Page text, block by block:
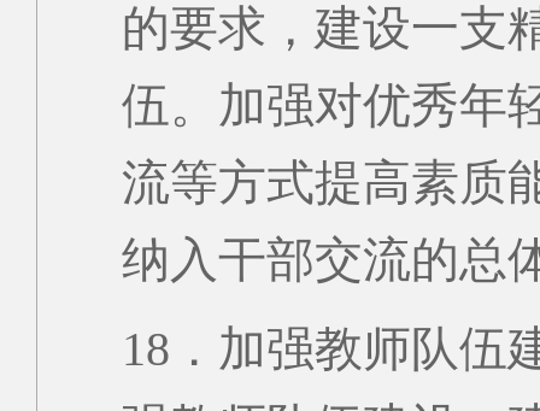
的要求，建设一支
伍。加强对优秀年
流等方式提高素质
纳入干部交流的总
18．加强教师队伍